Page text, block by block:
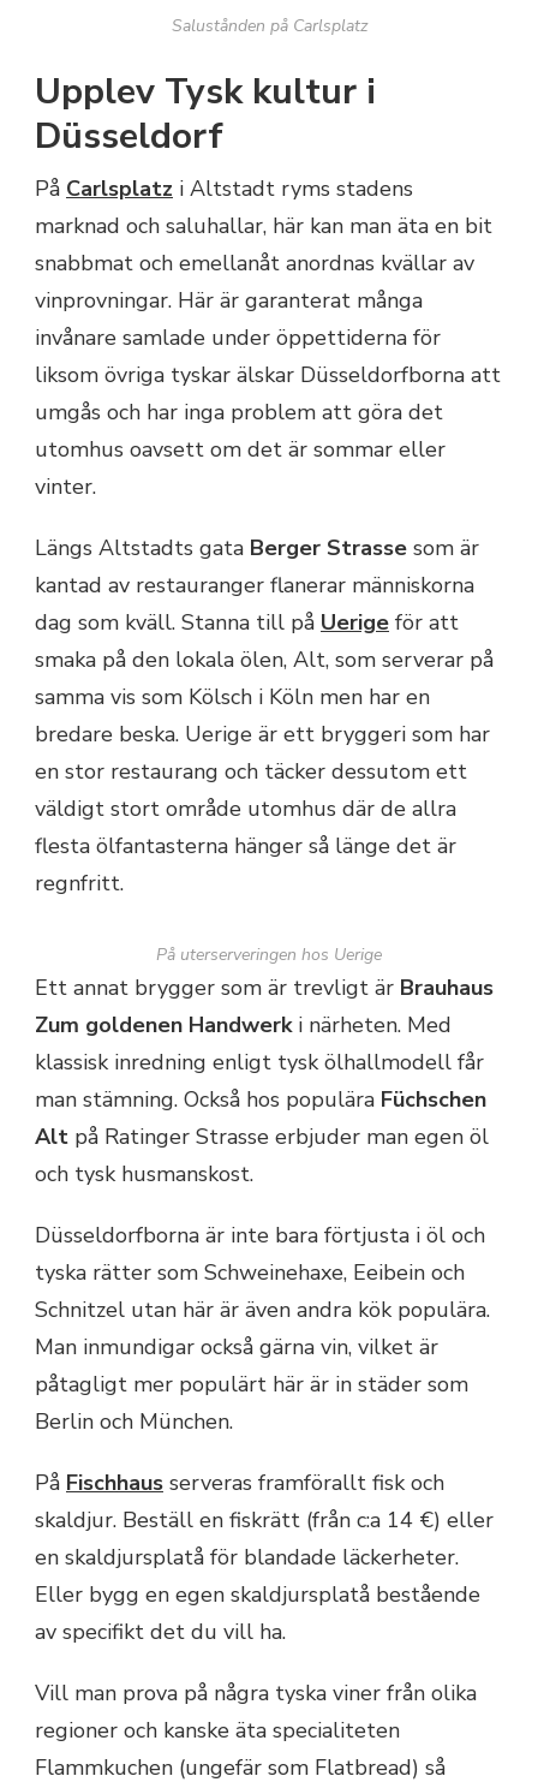
Salustånden på Carlsplatz
Upplev Tysk kultur i
Düsseldorf
På Carlsplatz i Altstadt ryms stadens
marknad och saluhallar, här kan man äta en bit
snabbmat och emellanåt anordnas kvällar av
vinprovningar. Här är garanterat många
invånare samlade under öppettiderna för
liksom övriga tyskar älskar Düsseldorfborna att
umgås och har inga problem att göra det
utomhus oavsett om det är sommar eller
vinter.
Längs Altstadts gata Berger Strasse som är
kantad av restauranger flanerar människorna
dag som kväll. Stanna till på Uerige för att
smaka på den lokala ölen, Alt, som serverar på
samma vis som Kölsch i Köln men har en
bredare beska. Uerige är ett bryggeri som har
en stor restaurang och täcker dessutom ett
väldigt stort område utomhus där de allra
flesta ölfantasterna hänger så länge det är
regnfritt.
På uterserveringen hos Uerige
Ett annat brygger som är trevligt är Brauhaus
Zum goldenen Handwerki närheten. Med
klassisk inredning enligt tysk ölhallmodell får
man stämning. Också hos populära Füchschen
Alt på Ratinger Strasse erbjuder man egen öl
och tysk husmanskost.
Düsseldorfborna är inte bara förtjusta i öl och
tyska rätter som Schweinehaxe, Eeibein och
Schnitzel utan här är även andra kök populära.
Man inmundigar också gärna vin, vilket är
påtagligt mer populärt här är in städer som
Berlin och München.
På Fischhaus serveras framförallt fisk och
skaldjur. Beställ en fiskrätt (från c:a 14 €) eller
en skaldjursplatå för blandade läckerheter.
Eller bygg en egen skaldjursplatå bestående
av specifikt det du vill ha.
Vill man prova på några tyska viner från olika
regioner och kanske äta specialiteten
Flammkuchen (ungefär som Flatbread) så